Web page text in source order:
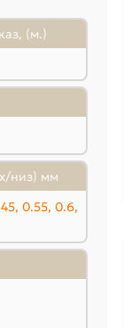
(м.)
низ) мм
0.55, 0.6,